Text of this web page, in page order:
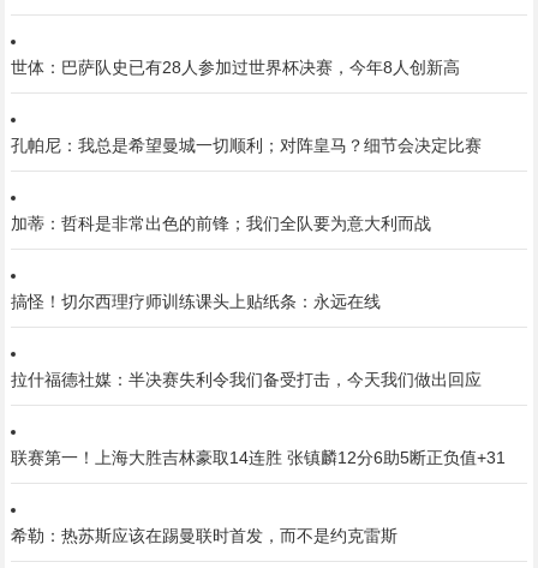
世体：巴萨队史已有28人参加过世界杯决赛，今年8人创新高
孔帕尼：我总是希望曼城一切顺利；对阵皇马？细节会决定比赛
加蒂：哲科是非常出色的前锋；我们全队要为意大利而战
搞怪！切尔西理疗师训练课头上贴纸条：永远在线
拉什福德社媒：半决赛失利令我们备受打击，今天我们做出回应
联赛第一！上海大胜吉林豪取14连胜 张镇麟12分6助5断正负值+31
希勒：热苏斯应该在踢曼联时首发，而不是约克雷斯